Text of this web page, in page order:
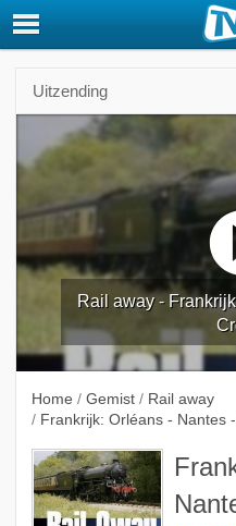
Uitzending
Rail away -
Home / Gemist / Rail away
/ Frankrijk: Orléans - Nantes -